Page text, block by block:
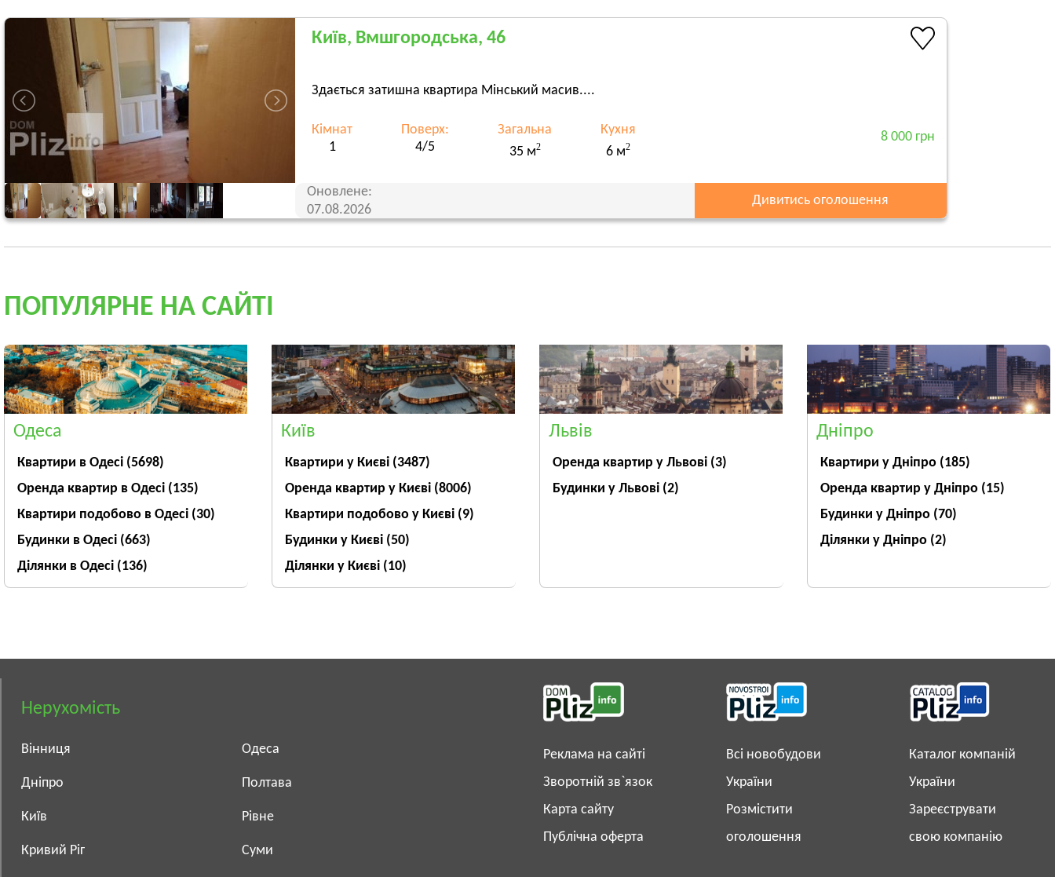
Київ, Вмшгородська, 46
Здається затишна квартира Мінський масив....
Кімнат
1
Поверх:
4/5
Загальна
35 м2
Кухня
6 м2
8 000 грн
Оновлене:
07.08.2026
Дивитись оголошення
ПОПУЛЯРНЕ НА САЙТІ
Одеса
Квартири в Одесі (5698)
Оренда квартир в Одесі (135)
Квартири подобово в Одесі (30)
Будинки в Одесі (663)
Ділянки в Одесі (136)
Київ
Квартири у Києві (3487)
Оренда квартир у Києві (8006)
Квартири подобово у Києві (9)
Будинки у Києві (50)
Ділянки у Києві (10)
Львів
Оренда квартир у Львові (3)
Будинки у Львові (2)
Дніпро
Квартири у Дніпрo (185)
Оренда квартир у Дніпро (15)
Будинки у Дніпро (70)
Ділянки у Дніпро (2)
Нерухомість
Вінниця
Дніпро
Київ
Кривий Ріг
Одеса
Полтава
Рівне
Суми
Реклама на сайті
Зворотній зв`язок
Карта сайту
Публічна оферта
Всі новобудови
України
Розмістити
оголошення
Каталог компаній
України
Зареєструвати
свою компанію